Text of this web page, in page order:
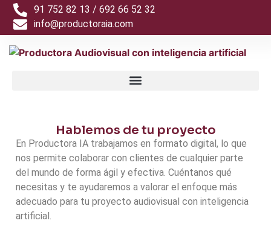
91 752 82 13 / 692 66 52 32
info@productoraia.com
Hablemos de tu proyecto
En Productora IA trabajamos en formato digital, lo que
nos permite colaborar con clientes de cualquier parte
del mundo de forma ágil y efectiva. Cuéntanos qué
necesitas y te ayudaremos a valorar el enfoque más
adecuado para tu proyecto audiovisual con inteligencia
artificial.